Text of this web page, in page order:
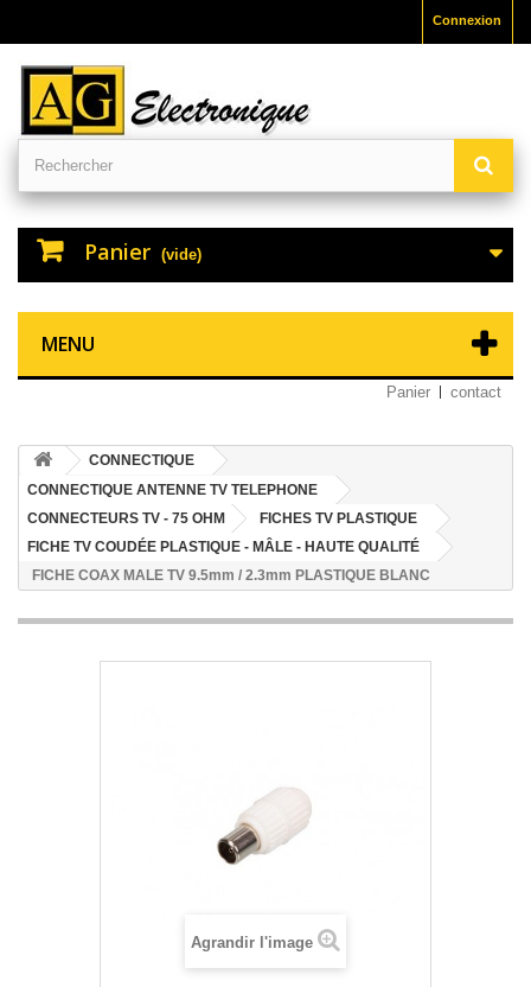
Connexion
Panier (vide)
MENU
Panier contact
CONNECTIQUE
CONNECTIQUE ANTENNE TV TELEPHONE
CONNECTEURS TV - 75 OHM
FICHES TV PLASTIQUE
FICHE TV COUDÉE PLASTIQUE - MÂLE - HAUTE QUALITÉ
FICHE COAX MALE TV 9.5mm / 2.3mm PLASTIQUE BLANC
Agrandir l'image